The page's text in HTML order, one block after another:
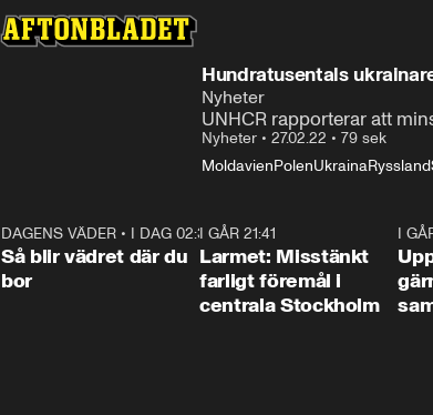
Hundratusentals
Nyheter
UNHCR rapporterar att
Nyheter • 27.02.22 • 79 sek
MoldavienPolenUkrainaRyssland
1:06
DAGENS VÄDER • I DAG 02:30
Så blir vädret där du
bor
I GÅR 21:41
Larmet: Misstänkt
farligt föremål i
centrala Stockholm
I